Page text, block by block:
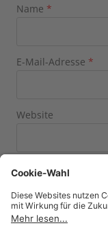
Name *
E-Mail-Adresse *
Website
Name, E-Mail-
acht × zwei